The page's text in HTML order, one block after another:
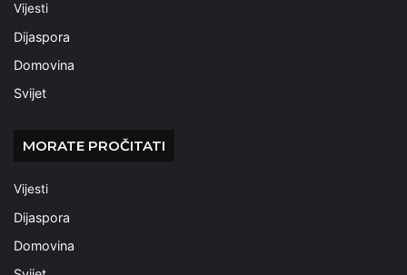
Vijesti
Dijaspora
Domovina
Svijet
MORATE PROČITATI
Vijesti
Dijaspora
Domovina